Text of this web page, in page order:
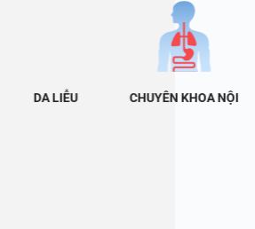
DA LIỄU CHUYÊN KHOA NỘI